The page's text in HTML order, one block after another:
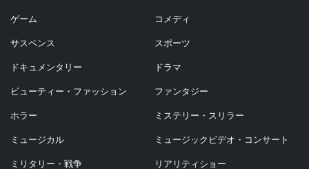
ゲーム
コメディ
サスペンス
スポーツ
ドキュメンタリー
ドラマ
ビューティー・ファッション
ファンタジー
ホラー
ミステリー・スリラー
ミュージカル
ミュージックビデオ・コンサート
ミリタリー・戦争
リアリティショー